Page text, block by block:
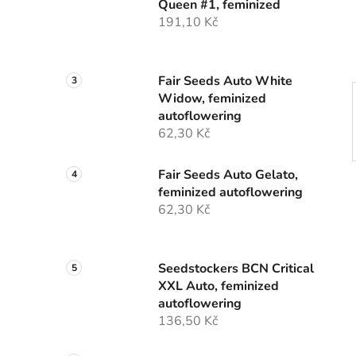
n
e
Queen #1, feminized
191,10 Kč
Fair Seeds Auto White
Widow, feminized
autoflowering
62,30 Kč
Fair Seeds Auto Gelato,
feminized autoflowering
62,30 Kč
Seedstockers BCN Critical
XXL Auto, feminized
autoflowering
136,50 Kč